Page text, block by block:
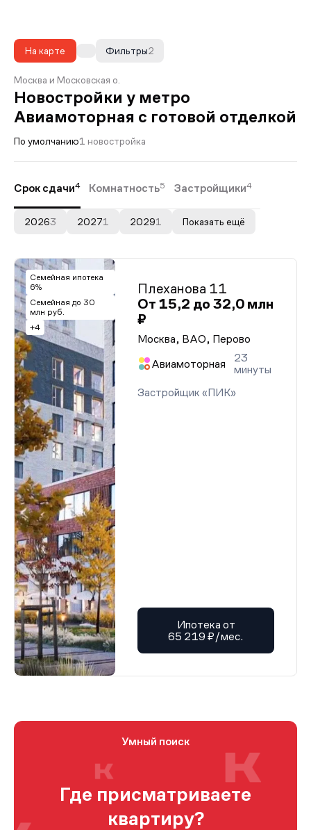
На карте 2
Фильтры
Москва и Московская о.
Новостройки у метро
Авиамоторная с готовой отделкой
По умолчанию1 новостройка
Срок сдачи4 Комнатность5 Застройщики4
20263 20271 20291 Показать ещё
Семейная ипотека
6%
Семейная до 30
млн руб.
+4
Плеханова 11
От 15,2 до 32,0 млн
₽
Москва, ВАО, Перово
Авиамоторная
23
минуты
Застройщик «ПИК»
Ипотека от
65 219 ₽/мес.
Умный поиск
Где присматриваете
квартиру?